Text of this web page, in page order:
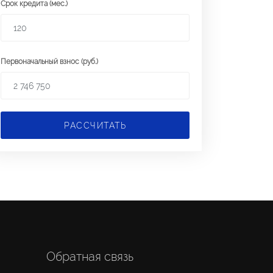
Срок кредита (мес.)
Первоначальный взнос (руб.)
РАССЧИТАТЬ
Обратная связь